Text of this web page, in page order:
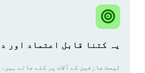
یہ کتنا قابل اعتماد اور
ٹیسٹ صارفین کے آلات پر کئے جاتے